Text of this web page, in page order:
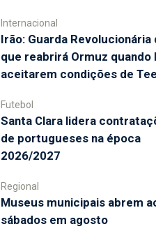
Internacional
Irão: Guarda Revolucionária
que reabrirá Ormuz quando
aceitarem condições de
Futebol
Santa Clara lidera
de portugueses na época
2026/2027
Regional
Museus municipais abrem
sábados em agosto